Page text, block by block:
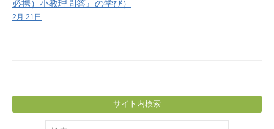
必携）小教理問答』の学び）
2月 21日
サイト内検索
検